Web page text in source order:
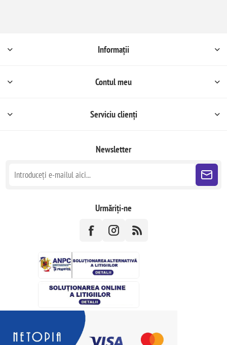
Informații
Contul meu
Serviciu clienți
Newsletter
Urmăriți-ne